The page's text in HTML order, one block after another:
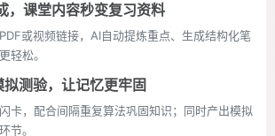
，课堂内容秒变复习资料
或视频链接，AI自动提炼重点、生成结构化笔
轻松。
测验，让记忆更牢固
卡，配合间隔重复算法巩固知识；同时产出模拟
节。